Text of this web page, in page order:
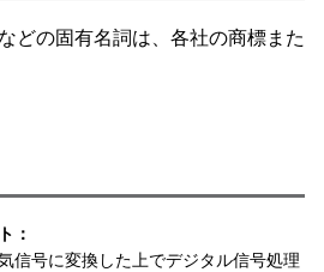
どの固有名詞は、各社の商標また
：
信号に変換した上でデジタル信号処理